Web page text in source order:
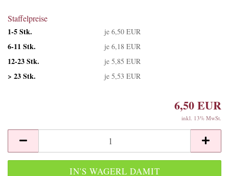
Staffelpreise
1-5 Stk.
je 6,50 EUR
6-11 Stk. je 6,18 EUR
12-23 Stk. je 5,85 EUR
> 23 Stk. je 5,53 EUR
6,50 EUR
inkl. 13% MwSt.